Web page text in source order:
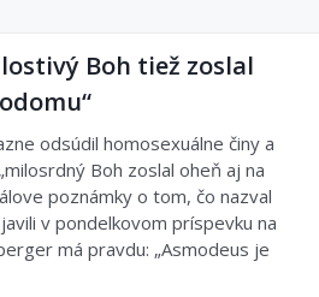
Boh tiež zoslal
odsúdil homosexuálne činy a
Boh zoslal oheň aj na
poznámky o tom, čo nazval
v pondelkovom príspevku na
má pravdu: „Asmodeus je